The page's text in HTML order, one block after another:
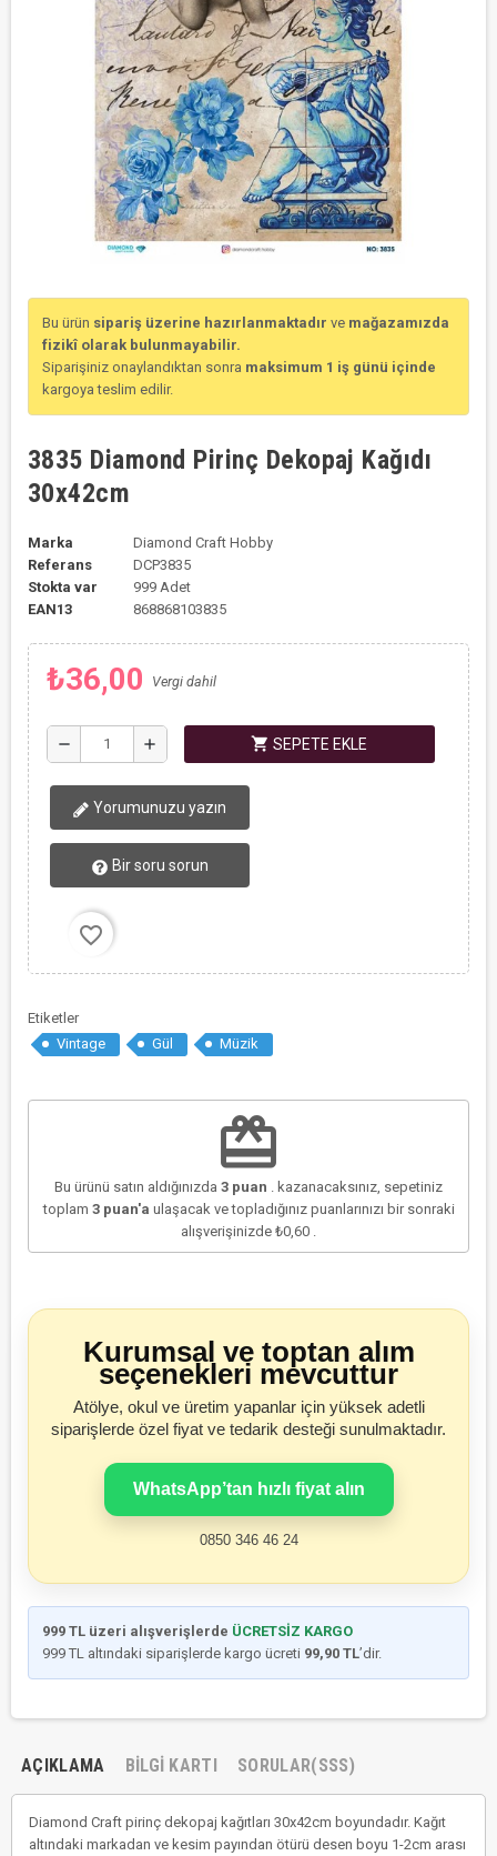
Bu ürün sipariş üzerine hazırlanmaktadır ve mağazamızda
fizikî olarak bulunmayabilir.
Siparişiniz onaylandıktan sonra maksimum 1 iş günü içinde
kargoya teslim edilir.
3835 Diamond Pirinç Dekopaj Kağıdı
30x42cm
Marka
Diamond Craft Hobby
Referans
DCP3835
Stokta var
999 Adet
EAN13
868868103835
₺36,00 Vergi dahil
remove add shopping_cart SEPETE EKLE
Yorumunuzu yazın
Bir soru sorun
favorite_border
Etiketler
Vintage
Gül Müzik
redeem
Bu ürünü satın aldığınızda 3 puan . kazanacaksınız, sepetiniz
toplam 3puan'a ulaşacak ve topladığınız puanlarınızı bir sonraki
alışverişinizde ₺0,60
Kurumsal ve toptan alım
seçenekleri mevcuttur
Atölye, okul ve üretim yapanlar için yüksek adetli
siparişlerde özel fiyat ve tedarik desteği sunulmaktadır.
WhatsApp’tan hızlı fiyat alın
0850 346 46 24
999 TL üzeri alışverişlerde ÜCRETSİZ KARGO
999 TL altındaki siparişlerde kargo ücreti 99,90 TL’dir.
AÇIKLAMA BILGI KARTI SORULAR(SSS)
Diamond Craft pirinç dekopaj kağıtları 30x42cm boyundadır. Kağıt
altındaki markadan ve kesim payından ötürü desen boyu 1-2cm arası